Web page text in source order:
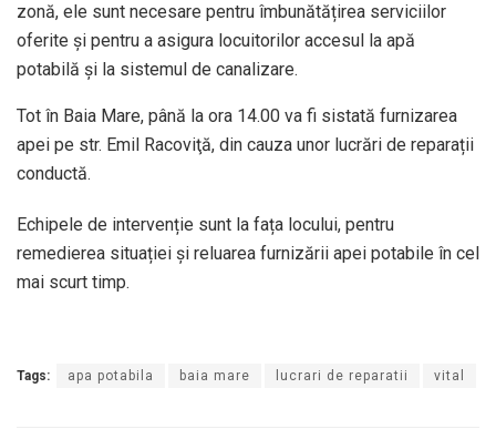
zonă, ele sunt necesare pentru îmbunătățirea serviciilor
oferite și pentru a asigura locuitorilor accesul la apă
potabilă și la sistemul de canalizare.
Tot în Baia Mare, până la ora 14.00 va fi sistată furnizarea
apei pe str. Emil Racoviţă, din cauza unor lucrări de reparații
conductă.
Echipele de intervenție sunt la fața locului, pentru
remedierea situației și reluarea furnizării apei potabile în cel
mai scurt timp.
Tags: apa potabila baia mare lucrari de reparatii vital